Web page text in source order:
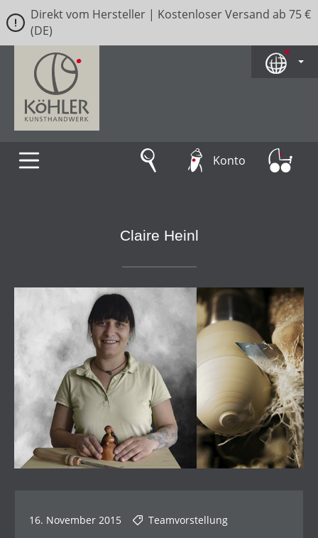
Zum Hauptinhalt springen
Direkt vom Hersteller | Kostenloser Versand ab 75 €
(DE)
Konto
Claire Heinl
16. November 2015 Teamvorstellung